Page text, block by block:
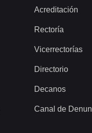
Acreditación
Rectoría
Vicerrectorías
Directorio
Decanos
Canal de